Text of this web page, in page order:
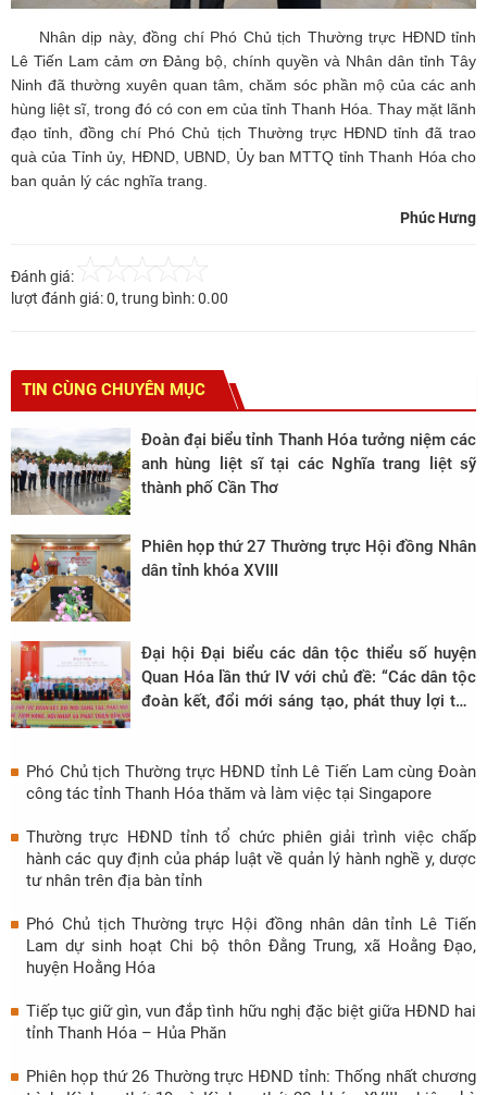
Nhân dịp này, đồng chí Phó Chủ tịch Thường trực HĐND tỉnh
Lê Tiến Lam cảm ơn Đảng bộ, chính quyền và Nhân dân tỉnh Tây
Ninh đã thường xuyên quan tâm, chăm sóc phần mộ của các anh
hùng liệt sĩ, trong đó có con em của tỉnh Thanh Hóa. Thay mặt lãnh
đạo tỉnh, đồng chí Phó Chủ tịch Thường trực HĐND tỉnh đã trao
quà của Tỉnh ủy, HĐND, UBND, Ủy ban MTTQ tỉnh Thanh Hóa cho
ban quản lý các nghĩa trang.
Phúc Hưng
Đánh giá:
lượt đánh giá:0, trung bình:0.00
TIN CÙNG CHUYÊN MỤC
Đoàn đại biểu tỉnh Thanh Hóa tưởng niệm các
anh hùng liệt sĩ tại các Nghĩa trang liệt sỹ
thành phố Cần Thơ
Phiên họp thứ 27 Thường trực Hội đồng Nhân
dân tỉnh khóa XVIII
Đại hội Đại biểu các dân tộc thiểu số huyện
Quan Hóa lần thứ IV với chủ đề: “Các dân tộc
đoàn kết, đổi mới sáng tạo, phát thuy lợi thế,
Phó Chủ tịch Thường trực HĐND tỉnh Lê Tiến Lam cùng Đoàn
công tác tỉnh Thanh Hóa thăm và làm việc tại Singapore
Thường trực HĐND tỉnh tổ chức phiên giải trình việc chấp
hành các quy định của pháp luật về quản lý hành nghề y, dược
tư nhân trên địa bàn tỉnh
Phó Chủ tịch Thường trực Hội đồng nhân dân tỉnh Lê Tiến
Lam dự sinh hoạt Chi bộ thôn Đằng Trung, xã Hoằng Đạo,
huyện Hoằng Hóa
Tiếp tục giữ gìn, vun đắp tình hữu nghị đặc biệt giữa HĐND hai
tỉnh Thanh Hóa – Hủa Phăn
Phiên họp thứ 26 Thường trực HĐND tỉnh: Thống nhất chương